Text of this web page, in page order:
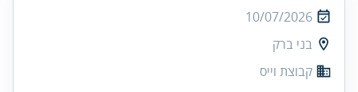
10/07/2026
בני ברק
קבוצת וייס